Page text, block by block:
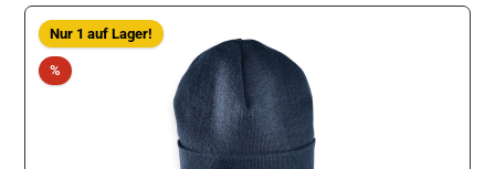
Nur 1 auf Lager!
%Rabatt